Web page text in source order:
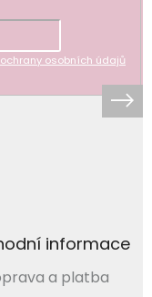
osobních údajů
informace
a platba